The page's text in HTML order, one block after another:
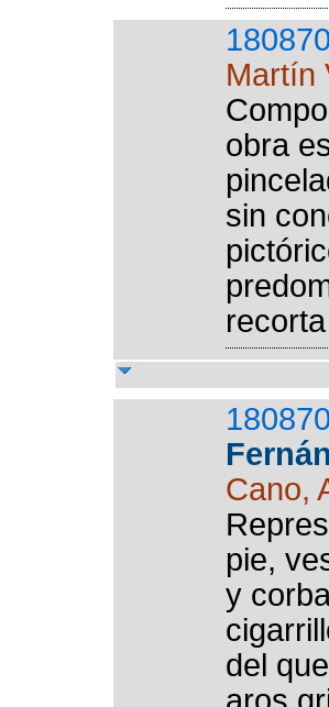
Martín
obra
sin
Cano,
pie,
y
del